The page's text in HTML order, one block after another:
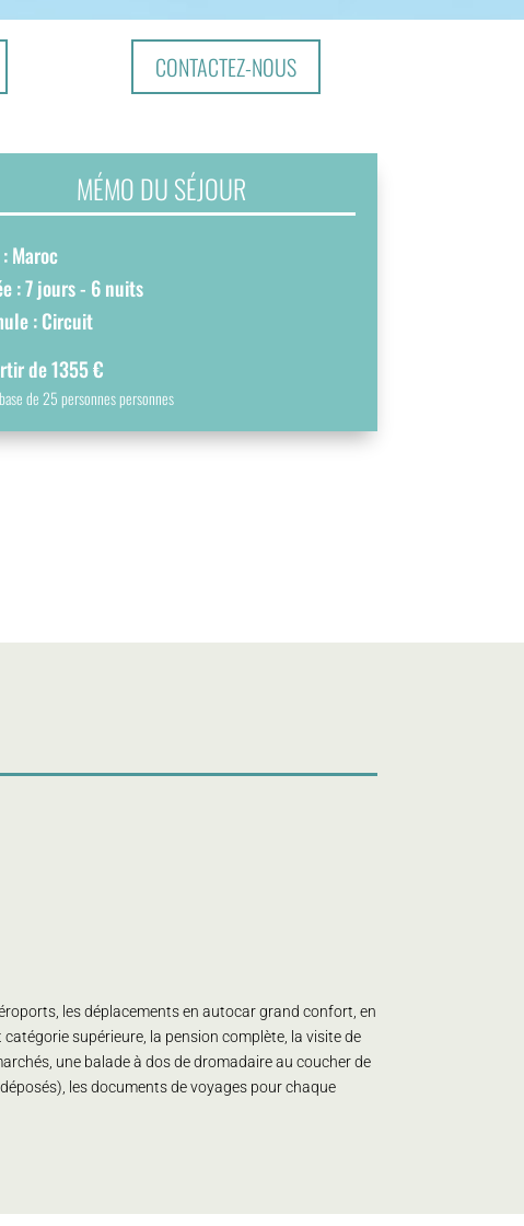
CONTACTEZ-NOUS
MÉMO DU SÉJOUR
Maroc
: 7 jours - 6 nuits
: Circuit
de 1355 €
de 25 personnes personnes
les déplacements en autocar grand confort, en
catégorie supérieure, la pension complète, la visite de
une balade à dos de dromadaire au coucher de
les documents de voyages pour chaque